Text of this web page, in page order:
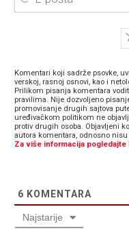
Komentari koji sadrže psovke,
verskoj, rasnoj osnovi, kao i
Prilikom pisanja komentara
pravilima. Nije dozvoljeno
promovisanje drugih sajtova
uređivačkom politikom ne
protiv drugih osoba. Objavljeni
autora komentara, odnosno nisu
Za više informacija pogledajte
6 KOMENTARA
Najstarije